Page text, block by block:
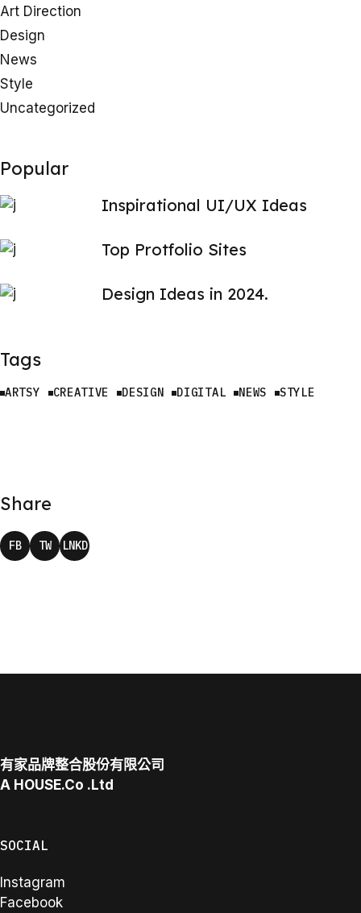
Art Direction
Design
News
Style
Uncategorized
Popular
Inspirational UI/UX Ideas
Top Protfolio Sites
Design Ideas in 2024.
Tags
ARTSY CREATIVE DESIGN DIGITAL NEWS STYLE
Share
FB TW LNKD
有家品牌整合股份有限公司
A HOUSE.Co .Ltd
SOCIAL
Instagram
Facebook